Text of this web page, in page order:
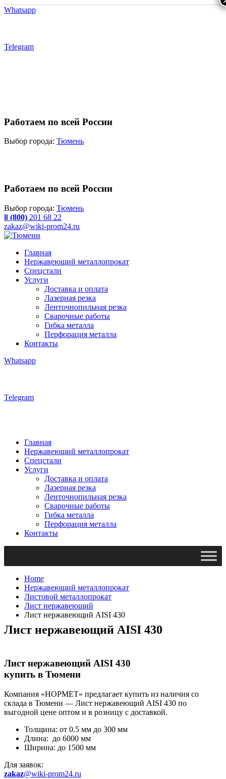
Whatsapp
Telegram
Работаем по всей России
Выбор города: Тюмень
Работаем по всей России
Выбор города: Тюмень
8 (800) 201 68 22
zakaz@wiki-prom24.ru
Главная
Нержавеющий металлопрокат
Спецстали
Услуги
Доставка и оплата
Лазерная резка
Ленточнопильная резка
Сварочные работы
Гибка металла
Перфорация металла
Контакты
Whatsapp
Telegram
Главная
Нержавеющий металлопрокат
Спецстали
Услуги
Доставка и оплата
Лазерная резка
Ленточнопильная резка
Сварочные работы
Гибка металла
Перфорация металла
Контакты
Home
Нержавеющий металлопрокат
Листовой металлопрокат
Лист нержавеющий
Лист нержавеющий AISI 430
Лист нержавеющий AISI 430
Лист нержавеющий AISI 430
купить в Тюмени
Компания «НОРМЕТ» предлагает купить из наличия со
склада в Тюмени — Лист нержавеющий AISI 430 по
выгодной цене оптом и в розницу с доставкой.
Толщина: от 0.5 мм до 300 мм
Длина: до 6000 мм
Ширина: до 1500 мм
Для заявок:
zakaz@wiki-prom24.ru